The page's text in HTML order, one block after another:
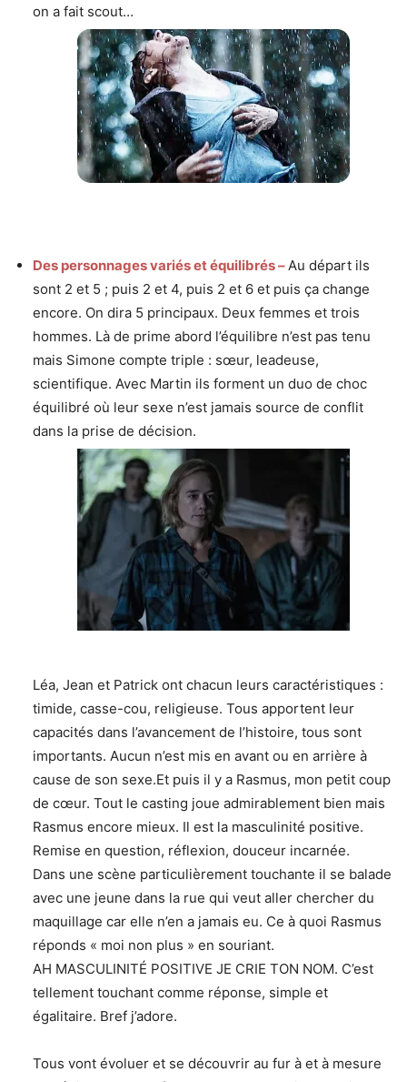
on a fait scout…
Des personnages variés et équilibrés –Au départ ils
sont 2 et 5 ; puis 2 et 4, puis 2 et 6 et puis ça change
encore. On dira 5 principaux. Deux femmes et trois
hommes. Là de prime abord l’équilibre n’est pas tenu
mais Simone compte triple : sœur, leadeuse,
scientifique. Avec Martin ils forment un duo de choc
équilibré où leur sexe n’est jamais source de conflit
dans la prise de décision.
Léa, Jean et Patrick ont chacun leurs caractéristiques :
timide, casse-cou, religieuse. Tous apportent leur
capacités dans l’avancement de l’histoire, tous sont
importants. Aucun n’est mis en avant ou en arrière à
cause de son sexe.Et puis il y a Rasmus, mon petit coup
de cœur. Tout le casting joue admirablement bien mais
Rasmus encore mieux. Il est la masculinité positive.
Remise en question, réflexion, douceur incarnée.
Dans une scène particulièrement touchante il se balade
avec une jeune dans la rue qui veut aller chercher du
maquillage car elle n’en a jamais eu. Ce à quoi Rasmus
réponds « moi non plus » en souriant.
AH MASCULINITÉ POSITIVE JE CRIE TON NOM. C’est
tellement touchant comme réponse, simple et
égalitaire. Bref j’adore.
Tous vont évoluer et se découvrir au fur à et à mesure